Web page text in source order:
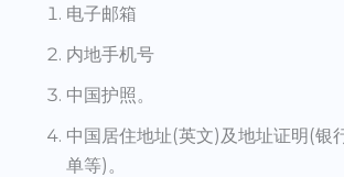
电子邮箱
内地手机号
中国护照。
中国居住地址(英文)及地址证明(银
单等)。